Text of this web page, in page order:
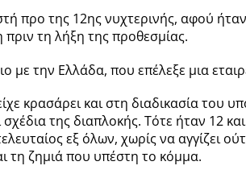
προ της 12ηςνυχτερινής, αφού
τη λήξη της προθεσμίας.
την Ελλάδα, που επέλεξε μια
κρασάρει και στη διαδικασία
της διαπλοκής. Τότε ήταν 12
εξ όλων, χωρίς να αγγίζει
τη ζημιά που υπέστη το κόμμα.